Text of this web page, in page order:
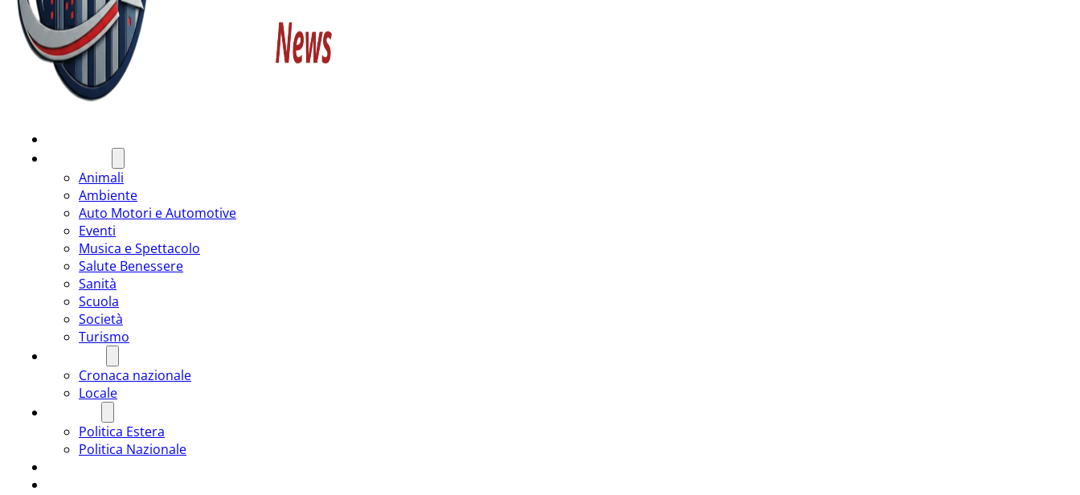
Animali
Ambiente
Auto Motori e Automotive
Eventi
Musica e Spettacolo
Salute Benessere
Sanità
Scuola
Società
Turismo
Cronaca nazionale
Locale
Politica Estera
Politica Nazionale